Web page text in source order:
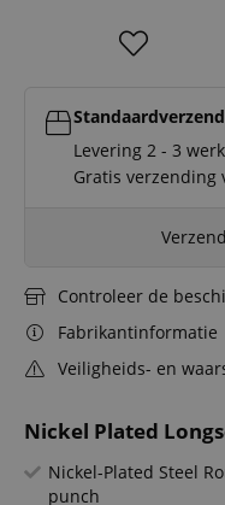
Nickel Plated
Nickel-Plated Steel
punch
Levering 2 - 3
Gratis verzending
Controleer de
Fabrikantinformatie
Veiligheids- en